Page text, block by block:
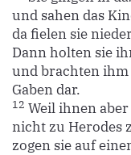
und sahen das
da fielen sie
Dann holten sie
und brachten
Gaben dar.
12 Weil ihnen
nicht zu Herodes
zogen sie auf